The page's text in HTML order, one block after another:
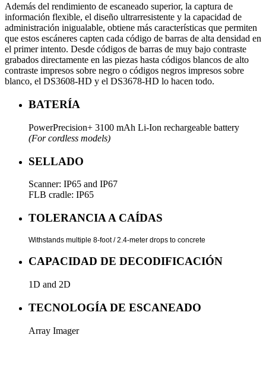
Además del rendimiento de escaneado superior, la captura de
información flexible, el diseño ultrarresistente y la capacidad de
administración inigualable, obtiene más características que permiten
que estos escáneres capten cada código de barras de alta densidad en
el primer intento. Desde códigos de barras de muy bajo contraste
grabados directamente en las piezas hasta códigos blancos de alto
contraste impresos sobre negro o códigos negros impresos sobre
blanco, el DS3608-HD y el DS3678-HD lo hacen todo.
BATERÍA
PowerPrecision+ 3100 mAh Li-Ion rechargeable battery
(For cordless models)
SELLADO
Scanner: IP65 and IP67
FLB cradle: IP65
TOLERANCIA A CAÍDAS
Withstands multiple 8-foot / 2.4-meter drops to concrete
CAPACIDAD DE DECODIFICACIÓN
1D and 2D
TECNOLOGÍA DE ESCANEADO
Array Imager